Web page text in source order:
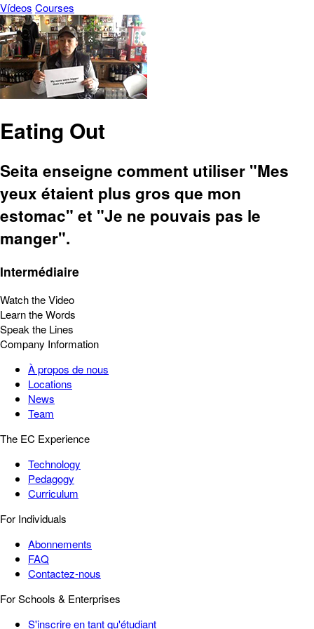
Vídeos Courses
Eating Out
Seita enseigne comment utiliser "Mes
yeux étaient plus gros que mon
estomac" et "Je ne pouvais pas le
manger".
Intermédiaire
Watch the Video
Learn the Words
Speak the Lines
Company Information
À propos de nous
Locations
News
Team
The EC Experience
Technology
Pedagogy
Curriculum
For Individuals
Abonnements
FAQ
Contactez-nous
For Schools & Enterprises
S'inscrire en tant qu'étudiant